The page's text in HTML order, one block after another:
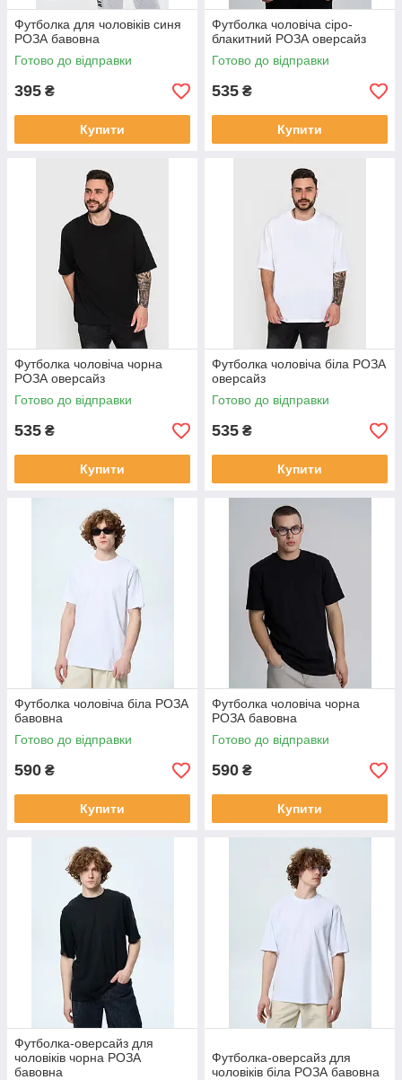
Футболка для чоловіків синя
РОЗА бавовна
Готово до відправки
395 ₴
Купити
Футболка чоловіча сіро-
блакитний РОЗА оверсайз
Готово до відправки
535 ₴
Купити
Футболка чоловіча чорна
РОЗА оверсайз
Готово до відправки
535 ₴
Купити
Футболка чоловіча біла РОЗА
оверсайз
Готово до відправки
535 ₴
Купити
Футболка чоловіча біла РОЗА
бавовна
Готово до відправки
590 ₴
Купити
Футболка чоловіча чорна
РОЗА бавовна
Готово до відправки
590 ₴
Купити
Футболка-оверсайз для
чоловіків чорна РОЗА
бавовна
Футболка-оверсайз для
чоловіків біла РОЗА бавовна